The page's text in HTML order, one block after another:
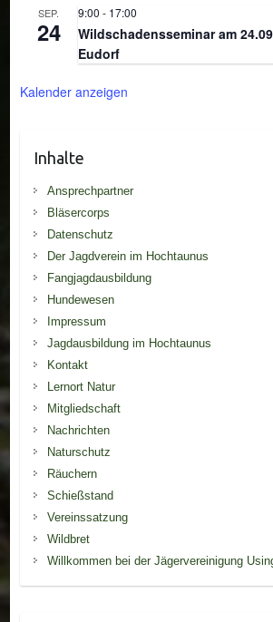
SEP.
24
9:00 - 17:00
Wildschadensseminar am
Eudorf
Kalender anzeigen
Inhalte
Ansprechpartner
Bläsercorps
Datenschutz
Der Jagdverein im Hochtaunus
Fangjagdausbildung
Hundewesen
Impressum
Jagdausbildung im Hochtaunus
Kontakt
Lernort Natur
Mitgliedschaft
Nachrichten
Naturschutz
Räuchern
Schießstand
Vereinssatzung
Wildbret
Willkommen bei der Jägervereinigung